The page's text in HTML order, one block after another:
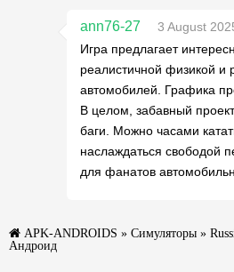
ann76-27
3 August
Игра предлагает
реалистичной физикой и
автомобилей. Графика
В целом, забавный
баги. Можно часами
наслаждаться свободой
для фанатов
APK-ANDROIDS » Симуляторы »
Андроид